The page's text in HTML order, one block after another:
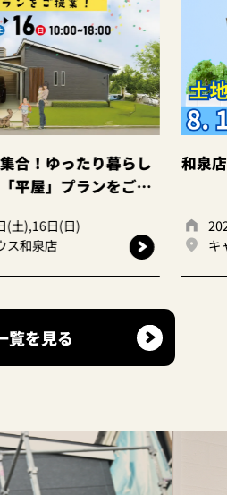
店☆土地探し相談会！
2026年8月15日(土),16日(日)
キャンディハウス和泉店
覧を見る